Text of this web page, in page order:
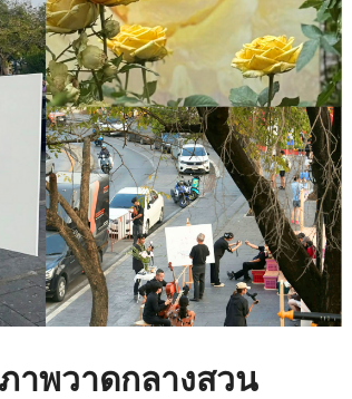
าพวาดกลางสวน